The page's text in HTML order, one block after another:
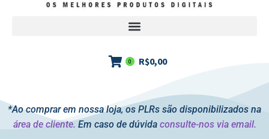
R$0,00
0
*Ao comprar em nossa loja, os PLRs são disponibilizados na
área de cliente. Em caso de dúvida consulte-nos via email.